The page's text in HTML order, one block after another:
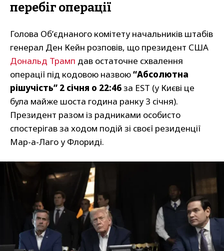
перебіг операції
Голова Об’єднаного комітету начальників штабів
генерал Ден Кейн розповів, що президент США
Дональд Трамп дав остаточне схвалення
операції під кодовою назвою“Абсолютна
рішучість” 2 січня о 22:46за EST (у Києві це
була майже шоста година ранку 3 січня).
Президент разом із радниками особисто
спостерігав за ходом подій зі своєї резиденції
Мар-а-Лаго у Флориді.